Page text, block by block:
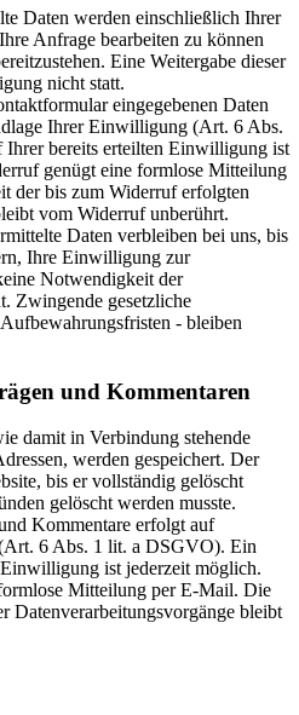
Daten werden einschließlich Ihrer
Anfrage bearbeiten zu können
Eine Weitergabe dieser
nicht statt.
eingegebenen Daten
Ihrer Einwilligung (Art. 6 Abs.
bereits erteilten Einwilligung ist
genügt eine formlose Mitteilung
der bis zum Widerruf erfolgten
vom Widerruf unberührt.
Daten verbleiben bei uns, bis
Ihre Einwilligung zur
Notwendigkeit der
Zwingende gesetzliche
- bleiben
und Kommentaren
damit in Verbindung stehende
werden gespeichert. Der
bis er vollständig gelöscht
gelöscht werden musste.
Kommentare erfolgt auf
6 Abs. 1 lit. a DSGVO). Ein
ist jederzeit möglich.
Mitteilung per E-Mail. Die
Datenverarbeitungsvorgänge bleibt